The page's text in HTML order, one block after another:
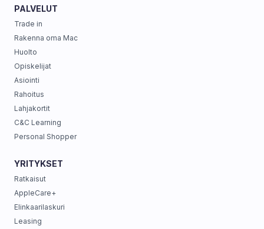
PALVELUT
Trade in
Rakenna oma Mac
Huolto
Opiskelijat
Asiointi
Rahoitus
Lahjakortit
C&C Learning
Personal Shopper
YRITYKSET
Ratkaisut
AppleCare+
Elinkaarilaskuri
Leasing